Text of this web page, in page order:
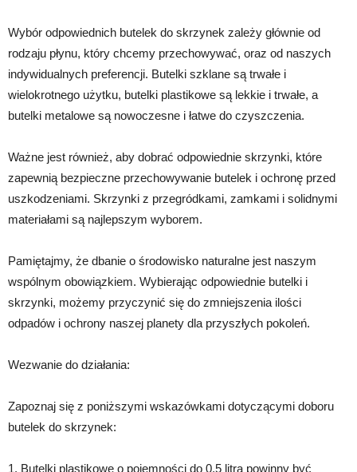
Wybór odpowiednich butelek do skrzynek zależy głównie od
rodzaju płynu, który chcemy przechowywać, oraz od naszych
indywidualnych preferencji. Butelki szklane są trwałe i
wielokrotnego użytku, butelki plastikowe są lekkie i trwałe, a
butelki metalowe są nowoczesne i łatwe do czyszczenia.
Ważne jest również, aby dobrać odpowiednie skrzynki, które
zapewnią bezpieczne przechowywanie butelek i ochronę przed
uszkodzeniami. Skrzynki z przegródkami, zamkami i solidnymi
materiałami są najlepszym wyborem.
Pamiętajmy, że dbanie o środowisko naturalne jest naszym
wspólnym obowiązkiem. Wybierając odpowiednie butelki i
skrzynki, możemy przyczynić się do zmniejszenia ilości
odpadów i ochrony naszej planety dla przyszłych pokoleń.
Wezwanie do działania:
Zapoznaj się z poniższymi wskazówkami dotyczącymi doboru
butelek do skrzynek:
1. Butelki plastikowe o pojemności do 0,5 litra powinny być